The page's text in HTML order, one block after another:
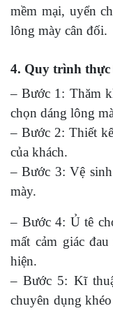
mềm mại, uyển
lông mày cân đối.
4. Quy trình thực
– Bước 1: Thăm
chọn dáng lông
– Bước 2: Thiết
của khách.
– Bước 3: Vệ
mày.
– Bước 4: Ủ tê
mất cảm giác
hiện.
– Bước 5: Kĩ
chuyên dụng